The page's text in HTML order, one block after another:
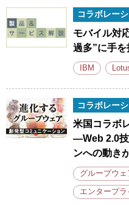
コラボレー
モバイル対
過多”に手
IBM
コラボレー
米国コラボ
―Web 2.0技
ンへの動き
グループウェ
エンタープ